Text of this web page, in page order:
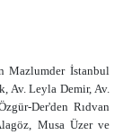
Mazlumder İstanbul
Av. Leyla Demir, Av.
Der'den Rıdvan
Musa Üzer ve